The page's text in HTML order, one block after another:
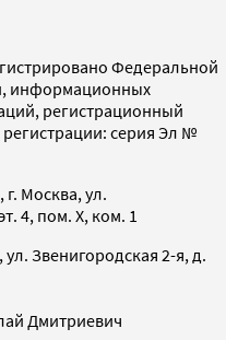
Федеральной
информационных
регистрационный
серия Эл №
Москва, ул.
4, пом. X, ком. 1
Звенигородская 2-я, д.
Дмитриевич